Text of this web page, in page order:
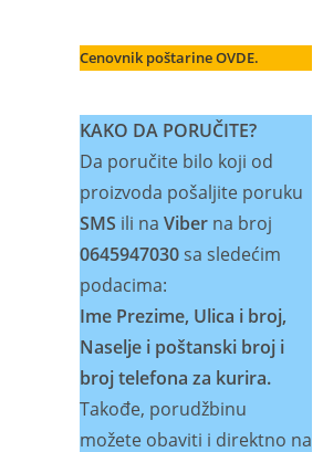
Cenovnik poštarine OVDE.
KAKO DA PORUČITE?
Da poručite bilo koji od
proizvoda pošaljite poruku
SMS ili na Viber na broj
0645947030sa sledećim
podacima:
Ime Prezime, Ulica i broj,
Naselje i poštanski broj i
broj telefona za kurira.
Takođe, porudžbinu
možete obaviti i direktno na